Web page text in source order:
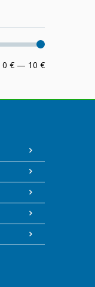
0 €— 10 €